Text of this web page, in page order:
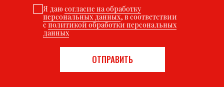
Я даю согласие на обработку
персональных данных, в соответствии
сполитикой обработки персональных
данных
ОТПРАВИТЬ